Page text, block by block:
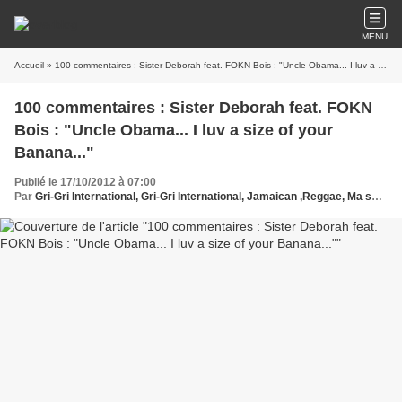
MENU
Accueil » 100 commentaires : Sister Deborah feat. FOKN Bois : "Uncle Obama... I luv a size of your Banana..."
100 commentaires : Sister Deborah feat. FOKN
Bois : "Uncle Obama... I luv a size of your
Banana..."
Publié le 17/10/2012 à 07:00
Par Gri-Gri International, Gri-Gri International, Jamaican ,Reggae, Ma solange oussou, New York, Blues, France, Angola, Music, Afrique, Sony, Hollywood, USA, Obama,Europe